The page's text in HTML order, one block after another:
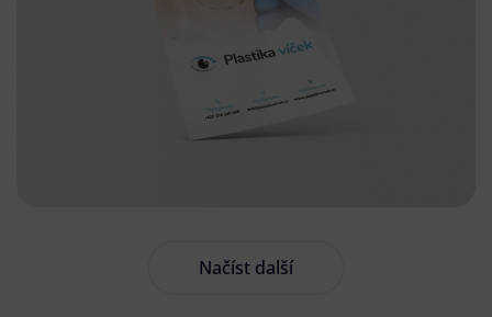
Načíst další